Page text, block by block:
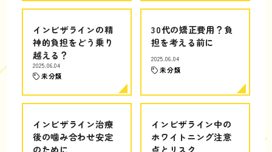
インビザラインの精
神的負担をどう乗り
越える？
2025.06.04
未分類
30代の矯正費用？負
担を考える前に
2025.06.04
未分類
インビザライン治療
後の噛み合わせ安定
のために
インビザライン中の
ホワイトニング注意
点とリスク